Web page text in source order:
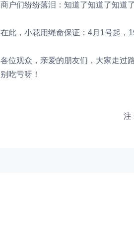
商户们纷纷落泪：知道了知道了知道
在此，小花用绳命保证：4月1号起，
各位观众，亲爱的朋友们，大家走过
别吃亏呀！
注